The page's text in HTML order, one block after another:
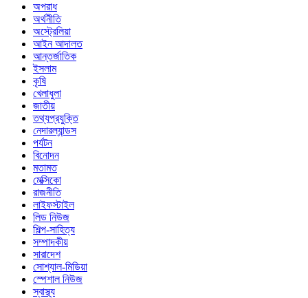
অপরাধ
অর্থনীতি
অস্ট্রেলিয়া
আইন আদালত
আন্তর্জাতিক
ইসলাম
কৃষি
খেলাধুলা
জাতীয়
তথ্যপ্রযুক্তি
নেদারল্যান্ডস
পর্যটন
বিনোদন
মতামত
মেক্সিকো
রাজনীতি
লাইফস্টাইল
লিড নিউজ
শিল্প-সাহিত্য
সম্পাদকীয়
সারাদেশ
সোশ্যাল-মিডিয়া
স্পেশাল নিউজ
স্বাস্থ্য